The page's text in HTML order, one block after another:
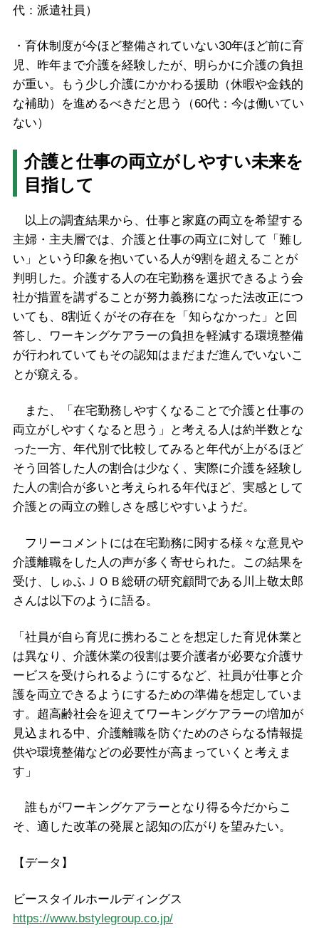
代：派遣社員）
・育休制度が今ほど整備されていない30年ほど前に育
児、昨年まで介護を経験したが、明らかに介護の負担
が重い。もう少し介護にかかわる援助（休暇や金銭的
な補助）を進めるべきだと思う（60代：今は働いてい
ない）
介護と仕事の両立がしやすい未来を
目指して
以上の調査結果から、仕事と家庭の両立を希望する
主婦・主夫層では、介護と仕事の両立に対して「難し
い」という印象を抱いている人が9割を超えることが
判明した。介護する人の在宅勤務を選択できるよう会
社が措置を講ずることが努力義務になった法改正につ
いても、8割近くがその存在を「知らなかった」と回
答し、ワーキングケアラーの負担を軽減する環境整備
が行われていてもその認知はまだまだ進んでいないこ
とが窺える。
また、「在宅勤務しやすくなることで介護と仕事の
両立がしやすくなると思う」と考える人は約半数とな
った一方、年代別で比較してみると年代が上がるほど
そう回答した人の割合は少なく、実際に介護を経験し
た人の割合が多いと考えられる年代ほど、実感として
介護との両立の難しさを感じやすいようだ。
フリーコメントには在宅勤務に関する様々な意見や
介護離職をした人の声が多く寄せられた。この結果を
受け、しゅふＪＯＢ総研の研究顧問である川上敬太郎
さんは以下のように語る。
「社員が自ら育児に携わることを想定した育児休業と
は異なり、介護休業の役割は要介護者が必要な介護サ
ービスを受けられるようにするなど、社員が仕事と介
護を両立できるようにするための準備を想定していま
す。超高齢社会を迎えてワーキングケアラーの増加が
見込まれる中、介護離職を防ぐためのさらなる情報提
供や環境整備などの必要性が高まっていくと考えま
す」
誰もがワーキングケアラーとなり得る今だからこ
そ、適した改革の発展と認知の広がりを望みたい。
【データ】
ビースタイルホールディングス
https://www.bstylegroup.co.jp/